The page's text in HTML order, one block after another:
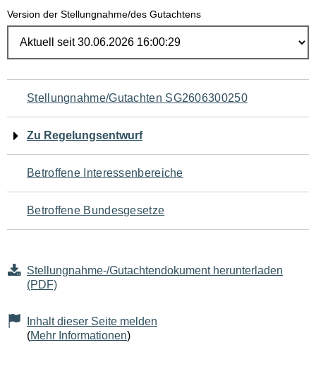
Version der Stellungnahme/des Gutachtens
Navigation
für
den
Seiteninhalt
Stellungnahme/Gutachten SG2606300250
Zu Regelungsentwurf
Betroffene Interessenbereiche
Betroffene Bundesgesetze
Stellungnahme-/Gutachtendokument herunterladen
(PDF)
Inhalt dieser Seite melden
(Mehr Informationen)